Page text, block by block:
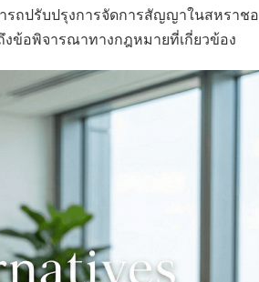
รถปรับปรุงการจัดการสัญญาในสหราชอ
งข้อพิจารณาทางกฎหมายที่เกี่ยวข้อง